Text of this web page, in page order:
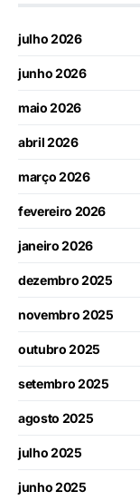
julho 2026
junho 2026
maio 2026
abril 2026
março 2026
fevereiro 2026
janeiro 2026
dezembro 2025
novembro 2025
outubro 2025
setembro 2025
agosto 2025
julho 2025
junho 2025